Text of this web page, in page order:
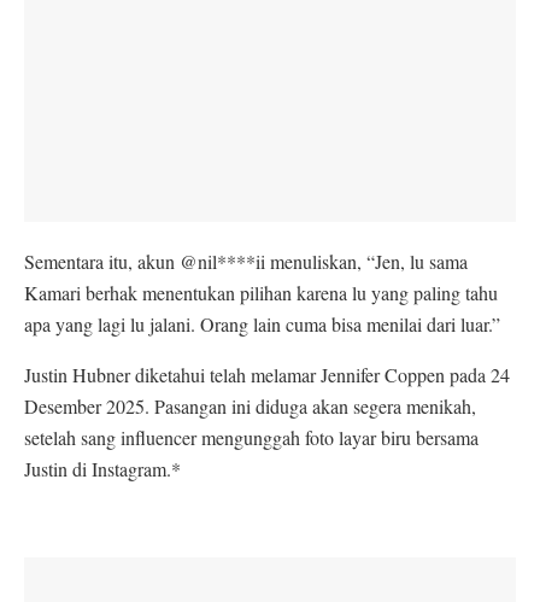
Sementara itu, akun @nil****ii menuliskan, “Jen, lu sama
Kamari berhak menentukan pilihan karena lu yang paling tahu
apa yang lagi lu jalani. Orang lain cuma bisa menilai dari luar.”
Justin Hubner diketahui telah melamar Jennifer Coppen pada 24
Desember 2025. Pasangan ini diduga akan segera menikah,
setelah sang influencer mengunggah foto layar biru bersama
Justin di Instagram.*